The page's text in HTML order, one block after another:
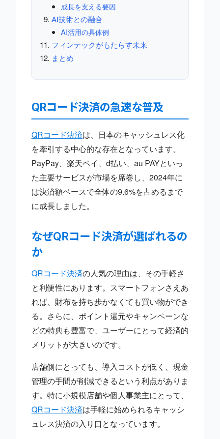
成長を支える要因
AI技術との融合
AI活用の具体例
フィンテックがもたらす未来
まとめ
QRコード決済の急速な普及
QRコード決済は、日本のキャッシュレス化
を牽引する中心的な存在となっています。
PayPay、楽天ペイ、d払い、au PAYといっ
た主要サービスが市場を席巻し、2024年に
は決済額ベースで全体の9.6%を占めるまで
に成長しました。
なぜQRコード決済が選ばれるの
か
QRコード決済の人気の理由は、その手軽さ
と利便性にあります。スマートフォンさえあ
れば、財布を持ち歩かなくても買い物ができ
る。さらに、ポイント還元やキャンペーンな
どの特典も豊富で、ユーザーにとって経済的
メリットが大きいのです。
店舗側にとっても、導入コストが低く、現金
管理の手間が削減できるという利点がありま
す。特に小規模店舗や個人事業主にとって、
QRコード決済は手軽に始められるキャッシ
ュレス決済の入り口となっています。